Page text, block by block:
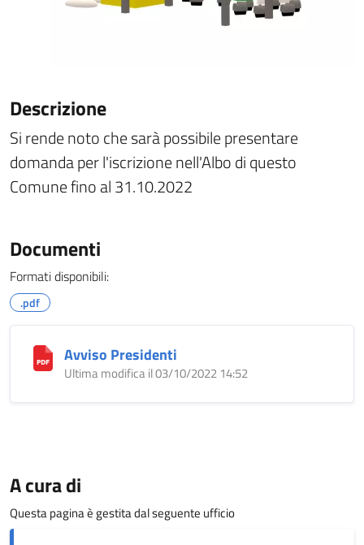
Descrizione
Si rende noto che sarà possibile presentare
domanda per l'iscrizione nell'Albo di questo
Comune fino al 31.10.2022
Documenti
Formati disponibili:
.pdf
Avviso Presidenti
Ultima modifica il 03/10/2022 14:52
A cura di
Questa pagina è gestita dal seguente ufficio